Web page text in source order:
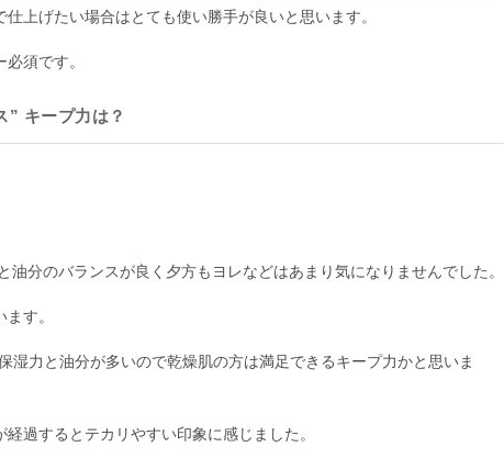
上げたい場合はとても使い勝手が良いと思います。
須です。
” キープ力は？
油分のバランスが良く夕方もヨレなどはあまり気になりませんでした。
す。
湿力と油分が多いので乾燥肌の方は満足できるキープ力かと思いま
過するとテカリやすい印象に感じました。